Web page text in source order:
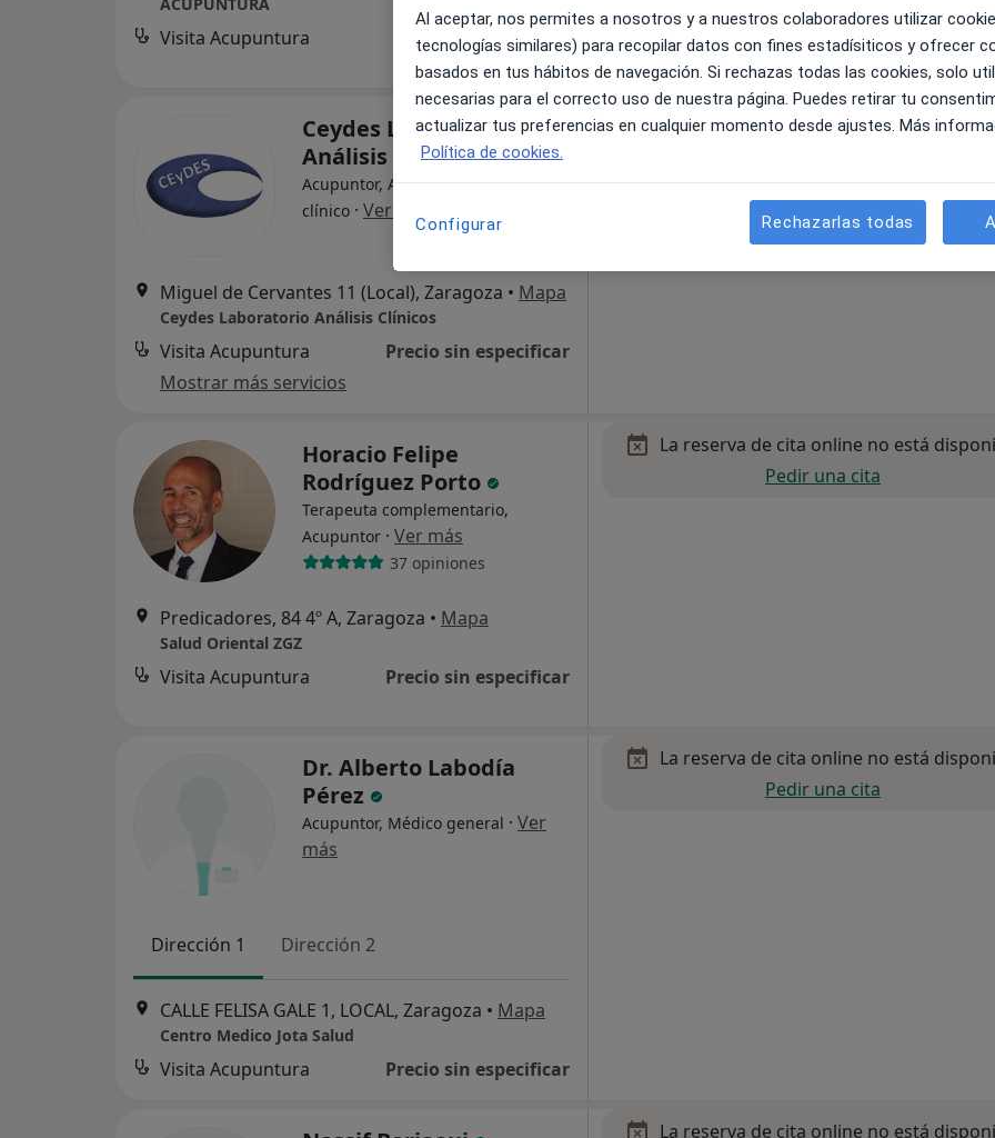
Visita Acupuntura 55 €
Ceydes Laboratorio
Análisis Clínicos
Acupuntor, Alergólogo, Analista
clínico · Ver más
Miguel de Cervantes 11 (Local), Zaragoza • Mapa
Ceydes Laboratorio Análisis Clínicos
Visita Acupuntura
Precio sin especificar
Mostrar más servicios
La reserva de cita online no está
Horacio Felipe
Rodríguez Porto
Terapeuta complementario,
Acupuntor · Ver más
37 opiniones
Predicadores, 84 4º A, Zaragoza • Mapa
Salud Oriental ZGZ
Visita Acupuntura Precio sin especificar
La reserva de cita online no está
Pedir una cita
Dr. Alberto Labodía
Pérez
Acupuntor, Médico general · Ver
más
Dirección 1 Dirección 2
CALLE FELISA GALE 1, LOCAL, Zaragoza • Mapa
Centro Medico Jota Salud
Visita Acupuntura Precio sin especificar
La reserva de cita online no está
Pedir una cita
La reserva de cita online no está
Al aceptar, nos permites a nosotros y a nuestros colaboradores utilizar
tecnologías similares) para recopilar datos con fines estadísiticos y ofrecer
basados en tus hábitos de navegación. Si rechazas todas las cookies, solo
necesarias para el correcto uso de nuestra página. Puedes retirar tu
actualizar tus preferencias en cualquier momento desde ajustes. Más
Política de cookies.
Configurar Rechazarlas todas